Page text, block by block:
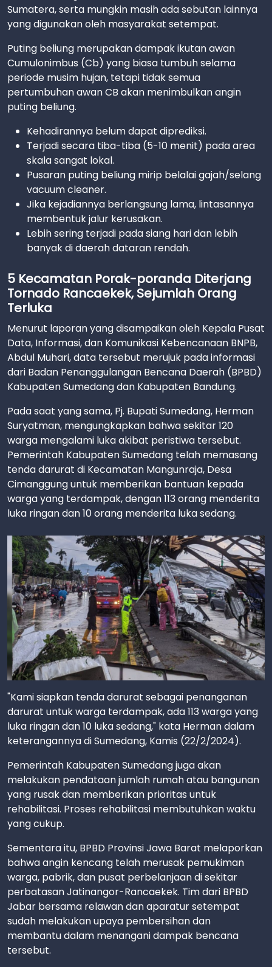
Sumatera, serta mungkin masih ada sebutan lainnya
yang digunakan oleh masyarakat setempat.
Puting beliung merupakan dampak ikutan awan
Cumulonimbus (Cb) yang biasa tumbuh selama
periode musim hujan, tetapi tidak semua
pertumbuhan awan CB akan menimbulkan angin
puting beliung.
Kehadirannya belum dapat diprediksi.
Terjadi secara tiba-tiba (5-10 menit) pada area
skala sangat lokal.
Pusaran puting beliung mirip belalai gajah/selang
vacuum cleaner.
Jika kejadiannya berlangsung lama, lintasannya
membentuk jalur kerusakan.
Lebih sering terjadi pada siang hari dan lebih
banyak di daerah dataran rendah.
5 Kecamatan Porak-poranda Diterjang
Tornado Rancaekek, Sejumlah Orang
Terluka
Menurut laporan yang disampaikan oleh Kepala Pusat
Data, Informasi, dan Komunikasi Kebencanaan BNPB,
Abdul Muhari, data tersebut merujuk pada informasi
dari Badan Penanggulangan Bencana Daerah (BPBD)
Kabupaten Sumedang dan Kabupaten Bandung.
Pada saat yang sama, Pj. Bupati Sumedang, Herman
Suryatman, mengungkapkan bahwa sekitar 120
warga mengalami luka akibat peristiwa tersebut.
Pemerintah Kabupaten Sumedang telah memasang
tenda darurat di Kecamatan Mangunraja, Desa
Cimanggung untuk memberikan bantuan kepada
warga yang terdampak, dengan 113 orang menderita
luka ringan dan 10 orang menderita luka sedang.
"Kami siapkan tenda darurat sebagai penanganan
darurat untuk warga terdampak, ada 113 warga yang
luka ringan dan 10 luka sedang," kata Herman dalam
keterangannya di Sumedang, Kamis (22/2/2024).
Pemerintah Kabupaten Sumedang juga akan
melakukan pendataan jumlah rumah atau bangunan
yang rusak dan memberikan prioritas untuk
rehabilitasi. Proses rehabilitasi membutuhkan waktu
yang cukup.
Sementara itu, BPBD Provinsi Jawa Barat melaporkan
bahwa angin kencang telah merusak pemukiman
warga, pabrik, dan pusat perbelanjaan di sekitar
perbatasan Jatinangor-Rancaekek. Tim dari BPBD
Jabar bersama relawan dan aparatur setempat
sudah melakukan upaya pembersihan dan
membantu dalam menangani dampak bencana
tersebut.